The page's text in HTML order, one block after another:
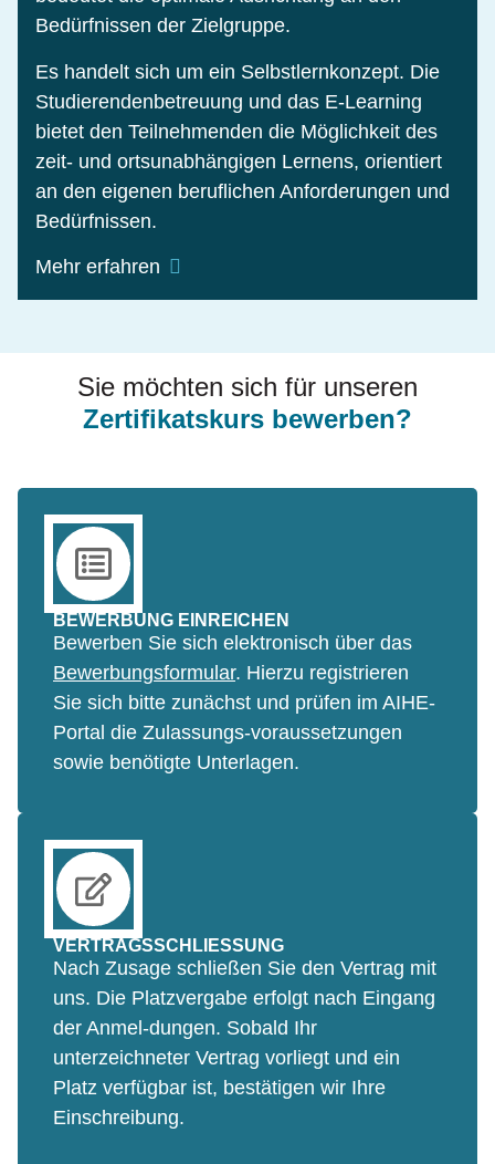
Bedürfnissen der Zielgruppe.
Es handelt sich um ein Selbstlernkonzept. Die
Studierendenbetreuung und das E-Learning
bietet den Teilnehmenden die Möglichkeit des
zeit- und ortsunabhängigen Lernens, orientiert
an den eigenen beruflichen Anforderungen und
Bedürfnissen.
Mehr erfahren
Der Einsatz moderner E-Learning-
sowie die anschauliche Darstellung abstrakter
Inhalte. Interaktive Online-Seminare im
virtuellen Raum fördern die Integration
ermöglicht flexible und netzwerkartig
aufgebaute Wissensvermittlung, welche optimal
nach individuellem Lernbedürfnis und –
fortschritt variiert und adaptiert werden kann.
Die Bereitstellung von Konserven sowie
sämtlichen Lernmaterials in elektronischer Form
erleichtert den Studierenden das
Wissensmanagement und das asynchrone
hinaus bedeutet dies eine einfachere sowie zeit-
und ortsunabhängige Dokumentation und
Wiederholung der Lehrinhalte.
Sie möchten sich für unseren
Zertifikatskurs bewerben?
BEWERBUNG EINREICHEN
Bewerben Sie sich elektronisch über das
Bewerbungsformular. Hierzu registrieren
Sie sich bitte zunächst und prüfen im AIHE-
Portal die Zulassungs-voraussetzungen
sowie benötigte Unterlagen.
VERTRAGSSCHLIESSUNG
Nach Zusage schließen Sie den Vertrag mit
uns. Die Platzvergabe erfolgt nach Eingang
der Anmel-dungen. Sobald Ihr
unterzeichneter Vertrag vorliegt und ein
Platz verfügbar ist, bestätigen wir Ihre
Einschreibung.